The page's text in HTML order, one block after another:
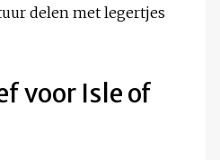
delen met legertjes
voor Isle of